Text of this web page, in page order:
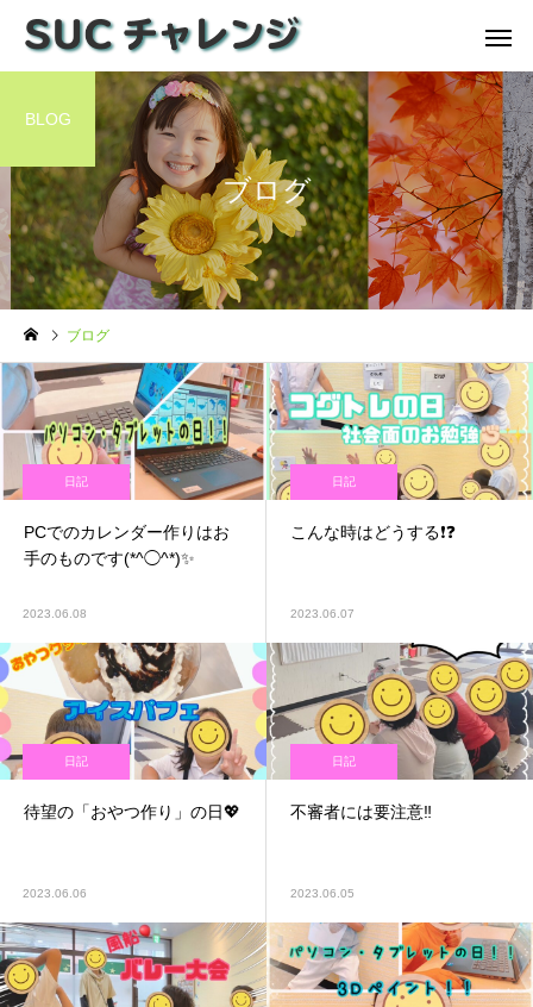
ブログ
BLOG
ブログ
日記
PCでのカレンダー作りはお
手のものです(*^◯^*)✨
2023.06.08
日記
こんな時はどうする❗️❓
2023.06.07
日記
待望の「おやつ作り」の日💖
2023.06.06
日記
不審者には要注意‼️
2023.06.05